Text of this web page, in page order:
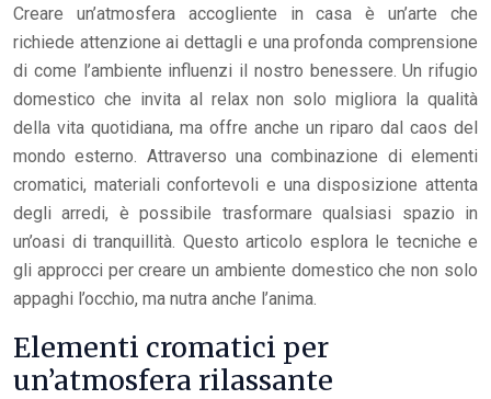
Creare un’atmosfera accogliente in casa è un’arte che
richiede attenzione ai dettagli e una profonda comprensione
di come l’ambiente influenzi il nostro benessere. Un rifugio
domestico che invita al relax non solo migliora la qualità
della vita quotidiana, ma offre anche un riparo dal caos del
mondo esterno. Attraverso una combinazione di elementi
cromatici, materiali confortevoli e una disposizione attenta
degli arredi, è possibile trasformare qualsiasi spazio in
un’oasi di tranquillità. Questo articolo esplora le tecniche e
gli approcci per creare un ambiente domestico che non solo
appaghi l’occhio, ma nutra anche l’anima.
Elementi cromatici per
un’atmosfera rilassante